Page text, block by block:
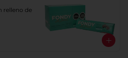
relleno de